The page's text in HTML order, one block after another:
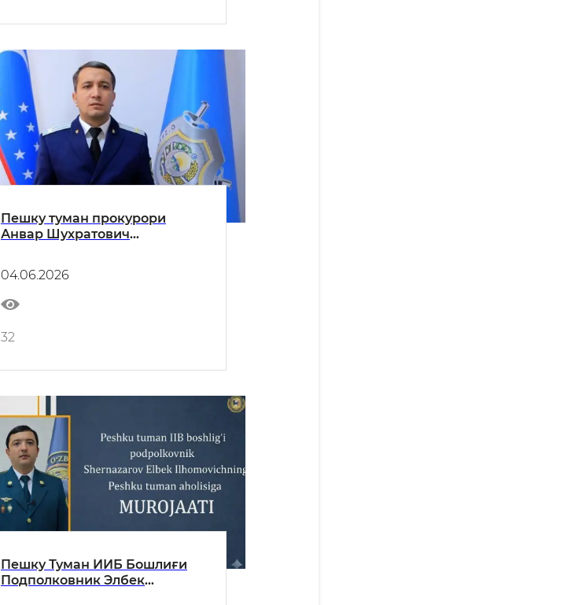
Пешку туман прокурори
Анвар Шухратович
04.06.2026
32
Пешку Туман ИИБ Бошлиғи
Подполковник Элбек